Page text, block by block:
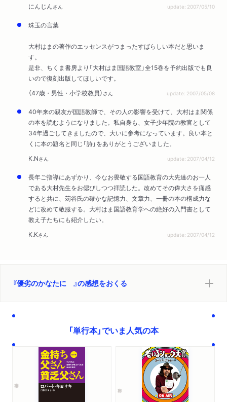
にんじんさん update: 2007/05/10
珠玉の言葉
大村はまの著作のエッセンスがつまったすばらしい本だと思いま
す。
是非、ちくま書房より「大村はま国語教室」全15巻を予約出版でも良
いので復刻出版してほしいです。
（47歳・男性・小学校教員） さん update: 2007/05/08
40年来の親友が国語教師で、その人の影響を受けて、大村はま関係
の本を読むようになりました。私自身も、女子少年院の教官として
34年過ごしてきましたので、大いに参考になっています。良い本と
くに本の題名と同じ「詩」をありがとうございました。
K.Nさん update: 2007/04/12
長年ご指導にあずかり、今なお畏敬する国語教育の大先達のお一人
である大村先生をお偲びしつつ拝読した。改めてその偉大さを痛感
すると共に、苅谷氏の確かな記憶力、文章力、一冊の本の構成力な
どに改めて敬服する。大村はま国語教育学への絶好の入門書として
教え子たちにも紹介したい。
K.Kさん update: 2007/04/12
『優劣のかなたに 』の感想をおくる
「単行本」でいま人気の本